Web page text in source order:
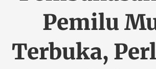
Pemilu
Terbuka,